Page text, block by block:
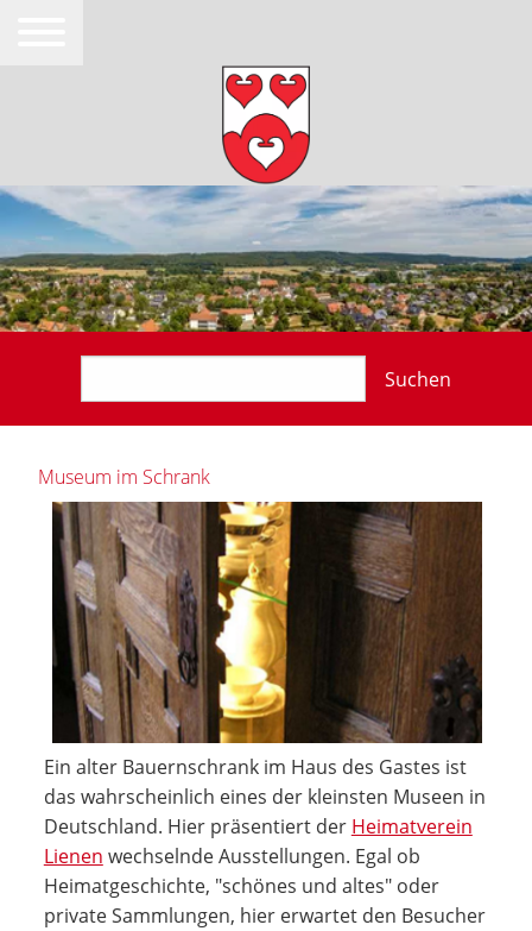
Suchen
Museum im Schrank
Ein alter Bauernschrank im Haus des Gastes ist
das wahrscheinlich eines der kleinsten Museen in
Deutschland. Hier präsentiert der Heimatverein
Lienen wechselnde Ausstellungen. Egal ob
Heimatgeschichte, "schönes und altes" oder
private Sammlungen, hier erwartet den Besucher